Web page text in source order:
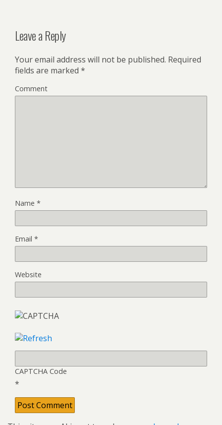
Leave a Reply
Your email address will not be published. Required
fields are marked *
Comment
Name *
Email *
Website
CAPTCHA Code
*